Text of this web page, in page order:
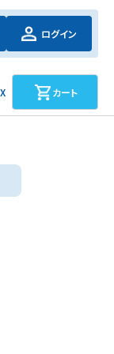
ログイン
カート